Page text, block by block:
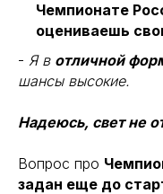
Чемпионате
оцениваешь
- Я в отличной
шансы высокие.
Надеюсь, свет не
Вопрос про
задан еще до